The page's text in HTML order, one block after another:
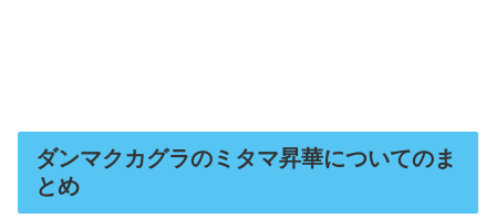
ダンマクカグラのミタマ昇華についてのま
とめ